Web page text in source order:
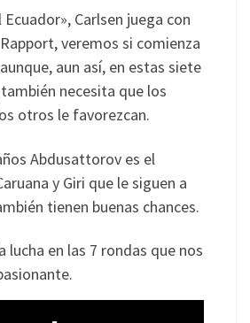
Ecuador», Carlsen juega con
veremos si comienza
aun así, en estas siete
necesita que los
otros le favorezcan.
Abdusattorov es el
y Giri que le siguen a
tienen buenas chances.
lucha en las 7 rondas que nos